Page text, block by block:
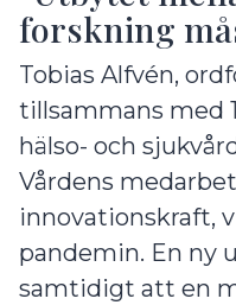
forskning
Tobias Alfvén,
tillsammans med
hälso- och
Vårdens
innovationskraft,
pandemin. En ny
samtidigt att en